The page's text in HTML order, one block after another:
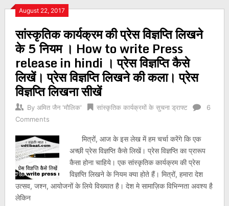
August 22, 2017
सांस्कृतिक कार्यक्रम की प्रेस विज्ञप्ति लिखने
के 5 नियम । How to write Press
release in hindi । प्रेस विज्ञप्ति कैसे
लिखें। प्रेस विज्ञप्ति लिखने की कला। प्रेस
विज्ञप्ति लिखना सीखें
By अमित जैन 'मौलिक' सांस्कृतिक कार्यक्रमों के सुचना ड्राफ्ट
6
Comments
मित्रों, आज के इस लेख में हम चर्चा करेंगे कि एक
अच्छी प्रेस विज्ञप्ति कैसे लिखें। प्रेस विज्ञप्ति का प्रारूप
कैसा होना चाहिये। एक सांस्कृतिक कार्यक्रम की प्रेस
विज्ञप्ति लिखने के नियम क्या होते हैं। मित्रों, हमारा देश
उत्सव, जश्न, आयोजनों के लिये विख्यात है। देश मे सामाज़िक विभिन्नता अवश्य है
लेकिन
Posts
navigation